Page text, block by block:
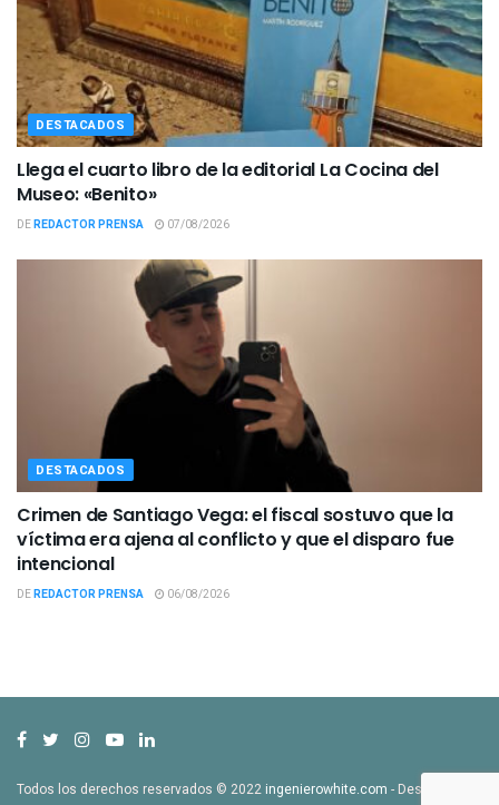
DESTACADOS
Llega el cuarto libro de la editorial La Cocina del
Museo: «Benito»
DEREDACTOR PRENSA 07/08/2026
DESTACADOS
Crimen de Santiago Vega: el fiscal sostuvo que la
víctima era ajena al conflicto y que el disparo fue
intencional
DEREDACTOR PRENSA 06/08/2026
Todos los derechos reservados © 2022ingenierowhite.com - Desarrollado